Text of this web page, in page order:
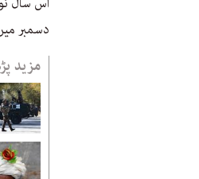
دسمبر
مزید